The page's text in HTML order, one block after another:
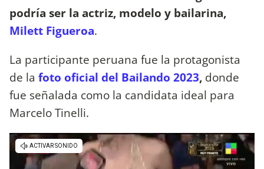
podría ser la actriz, modelo y bailarina,
Milett Figueroa.
La participante peruana fue la protagonista
de la foto oficial del Bailando 2023, donde
fue señalada como la candidata ideal para
Marcelo Tinelli.